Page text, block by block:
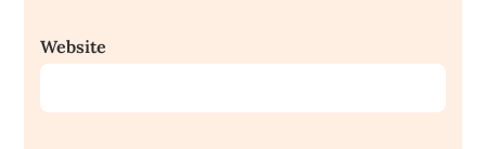
Website